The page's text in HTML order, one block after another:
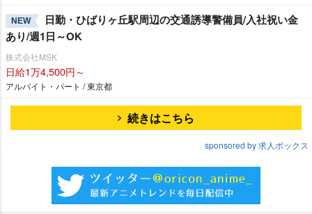
NEW
日勤・ひばりヶ丘駅周辺の交通誘導警備員/入社祝い金
あり/週1日～OK
株式会社MSK
日給1万4,500円～
アルバイト・パート / 東京都
続きはこちら
sponsored by 求人ボックス